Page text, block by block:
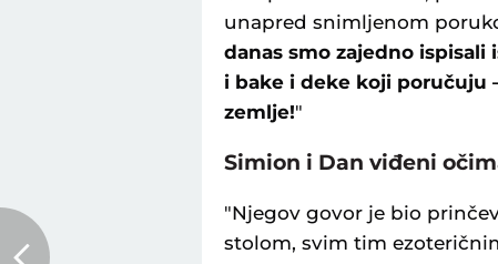
unapred snimljenom
danas smo zajedno
i bake i deke koji poručuju
zemlje!"
Simion i Dan viđeni
"Njegov govor je bio
stolom, svim tim